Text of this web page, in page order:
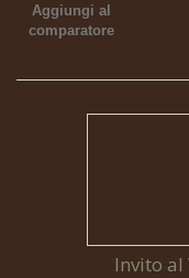
Aggiungi al
comparatore
Invito al